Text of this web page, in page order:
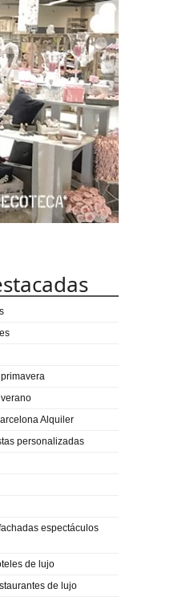
Alquiler
personalizadas
espectáculos
de lujo
de lujo